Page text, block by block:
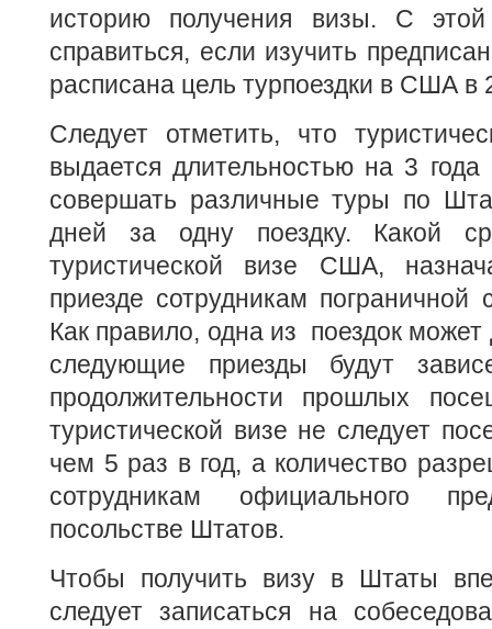
историю получения визы. С этой
справиться, если изучить
расписана цель турпоездки в США в
Следует отметить, что
выдается длительностью на 3 года
совершать различные туры по
дней за одну поездку. Какой
туристической визе США,
приезде сотрудникам
Как правило, одна из поездок
следующие приезды будут
продолжительности прошлых
туристической визе не следует
чем 5 раз в год, а количество
сотрудникам официального
посольстве Штатов.
Чтобы получить визу в Штаты
следует записаться на